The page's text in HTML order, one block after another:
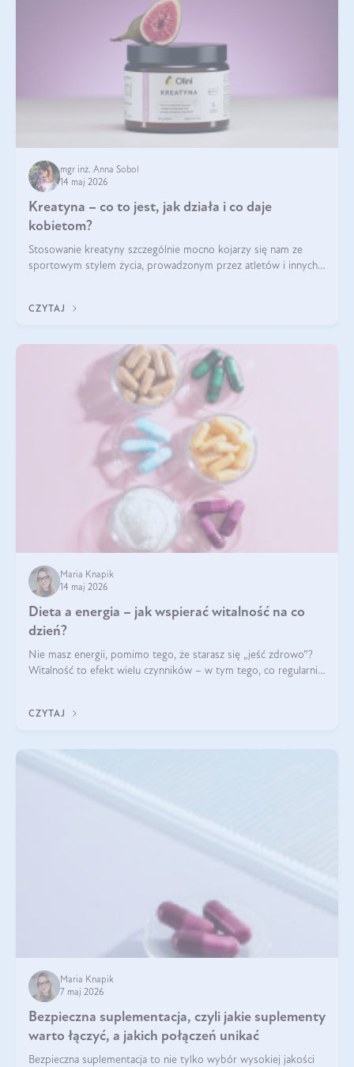
mgr inż. Anna Sobol
14 maj 2026
Kreatyna – co to jest, jak działa i co daje
kobietom?
Stosowanie kreatyny szczególnie mocno kojarzy się nam ze
sportowym stylem życia, prowadzonym przez atletów i innych
zwiększa masę
CZYTAJ
Maria Knapik
14 maj 2026
Dieta a energia – jak wspierać witalność na co
dzień?
Nie masz energii, pomimo tego, że starasz się „jeść zdrowo”?
Witalność to efekt wielu czynników – w tym tego, co regularnie
CZYTAJ
Maria Knapik
7 maj 2026
Bezpieczna suplementacja, czyli jakie suplementy
warto łączyć, a jakich połączeń unikać
Bezpieczna suplementacja to nie tylko wybór wysokiej jakości